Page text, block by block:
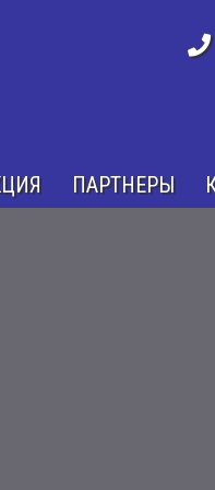
ПАРТНЕРЫ